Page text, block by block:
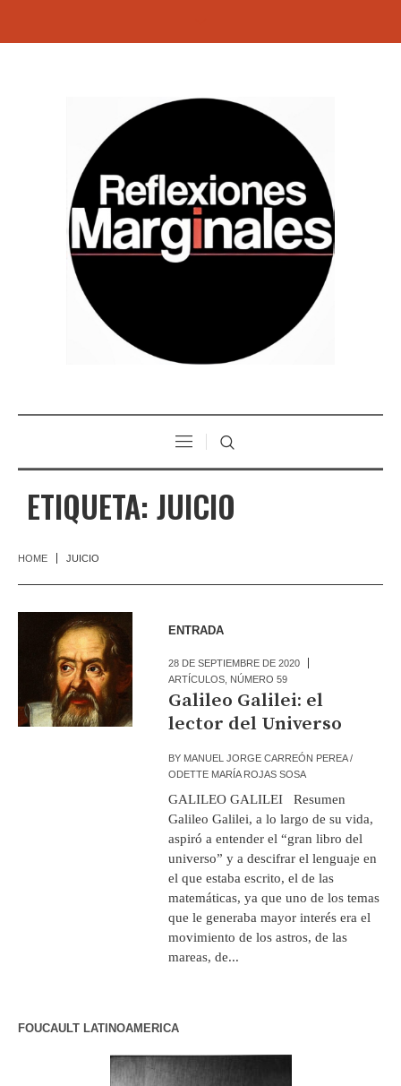
ETIQUETA: JUICIO
HOME JUICIO
ENTRADA
28 DE SEPTIEMBRE DE 2020
ARTÍCULOS NÚMERO 59
Galileo Galilei: el
lector del Universo
BY MANUEL JORGE CARREÓN PEREA /
ODETTE MARÍA ROJAS SOSA
GALILEO GALILEI Resumen
Galileo Galilei, a lo largo de su vida,
aspiró a entender el “gran libro del
universo” y a descifrar el lenguaje en
el que estaba escrito, el de las
matemáticas, ya que uno de los temas
que le generaba mayor interés era el
movimiento de los astros, de las
mareas, de...
FOUCAULT LATINOAMERICA